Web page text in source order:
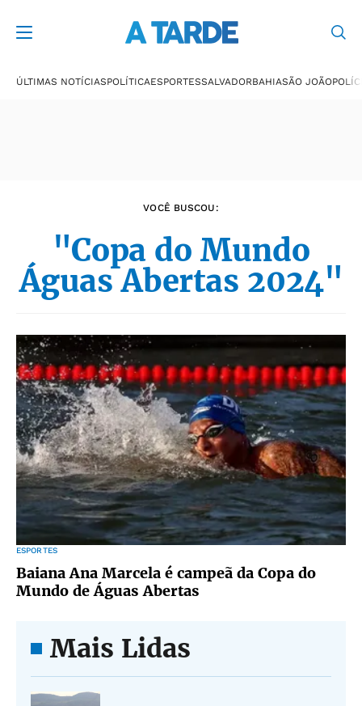
ÚLTIMAS NOTÍCIASPOLÍTICAESPORTESSALVADORBAHIASÃO JOÃO
VOCÊ BUSCOU:
"Copa do Mundo
Águas Abertas 2024"
ESPORTES
Baiana Ana Marcela é campeã da Copa do
Mundo de Águas Abertas
Mais Lidas